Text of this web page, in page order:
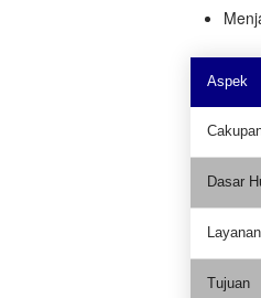
Aspek
Dasar
Layanan
Tujuan